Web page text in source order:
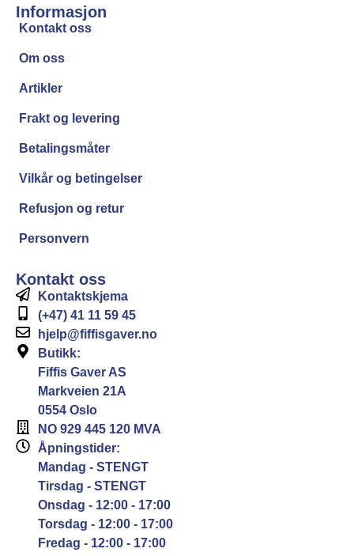
Informasjon
Kontakt oss
Om oss
Artikler
Frakt og levering
Betalingsmåter
Vilkår og betingelser
Refusjon og retur
Personvern
Kontakt oss
Kontaktskjema
(+47) 41 11 59 45
hjelp@fiffisgaver.no
Butikk:
Fiffis Gaver AS
Markveien 21A
0554 Oslo
NO 929 445 120 MVA
Åpningstider:
Mandag - STENGT
Tirsdag - STENGT
Onsdag - 12:00 - 17:00
Torsdag - 12:00 - 17:00
Fredag - 12:00 - 17:00